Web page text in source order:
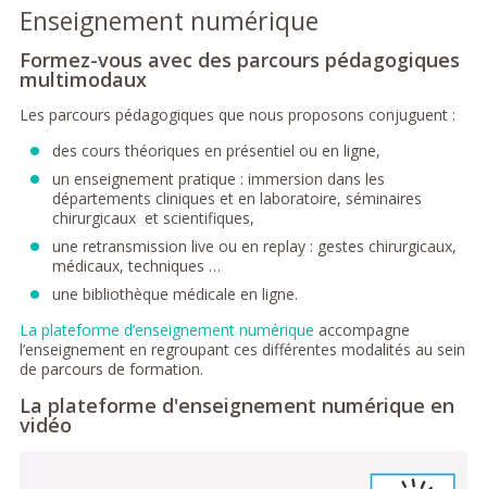
Enseignement numérique
Formez-vous avec des parcours pédagogiques
multimodaux
Les parcours pédagogiques que nous proposons conjuguent :
des cours théoriques en présentiel ou en ligne,
un enseignement pratique : immersion dans les
départements cliniques et en laboratoire, séminaires
chirurgicaux et scientifiques,
une retransmission live ou en replay : gestes chirurgicaux,
médicaux, techniques …
une bibliothèque médicale en ligne.
La plateforme d’enseignement numérique accompagne
l’enseignement en regroupant ces différentes modalités au sein
de parcours de formation.
La plateforme d'enseignement numérique en
vidéo